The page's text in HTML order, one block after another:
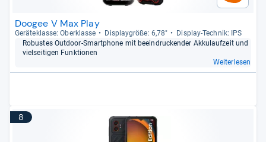
Doogee V Max Play
Gerä­te­klasse: Ober­klasse Dis­play­größe: 6,78"
Dis­play-​Tech­nik: IPS
Robus­tes Out­door-​Smart­phone mit beein­dru­cken­der Akku­lauf­zeit und
viel­sei­ti­gen Funk­tio­nen
Weiterlesen
8